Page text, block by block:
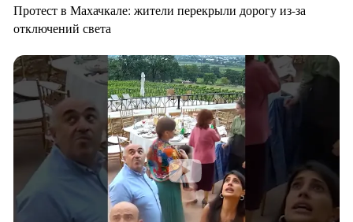
Протест в Махачкале: жители перекрыли дорогу из-за
отключений света